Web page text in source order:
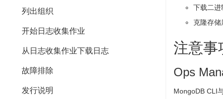
列出组织
开始日志收集作业
从日志收集作业下载日志
故障排除
发行说明
下载二进
克隆存储
注意事
Ops
MongoDB CLI